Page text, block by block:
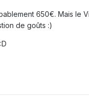
650€. Mais le
de goûts :)